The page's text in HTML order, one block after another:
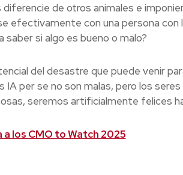
de otros animales e
efectivamente con una persona con
si algo es bueno o malo?
del desastre que puede venir
per se no son malas, pero los
seremos artificialmente felices
los CMO to Watch 2025